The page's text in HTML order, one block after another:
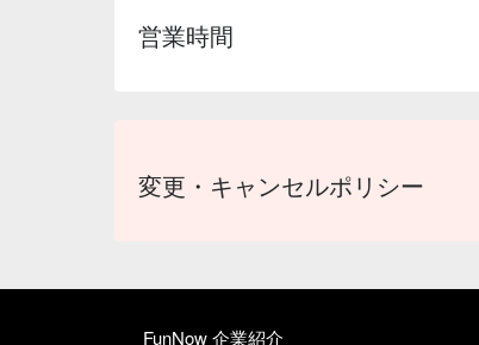
営業時間
変更・キャンセルポリシー
FunNow 企業紹介